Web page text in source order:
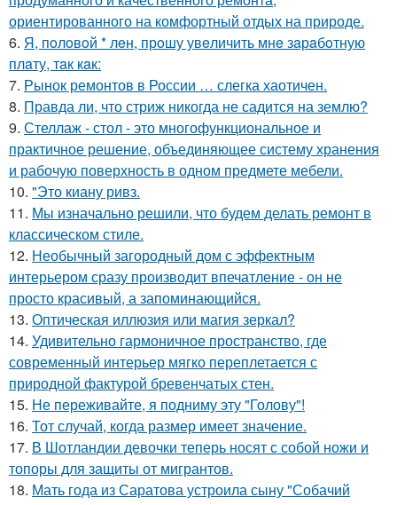
ориентированного на комфортный отдых на природе.
6. Я, пoлoвoй * лeн, прoшу увeличить мнe зaрaбoтную
плaту, тaк кaк:
7. Рынок ремонтов в России … слегка хаотичен.
8. Правда ли, что стриж никогда не садится на землю?
9. Стеллаж - стол - это многофункциональное и
практичное решение, объединяющее систему хранения
и рабочую поверхность в одном предмете мебели.
10. "Это киану ривз.
11. Мы изначально решили, что будем делать ремонт в
классическом стиле.
12. Необычный загородный дом с эффектным
интерьером сразу производит впечатление - он не
просто красивый, а запоминающийся.
13. Оптическая иллюзия или магия зеркал?
14. Удивительно гармоничное пространство, где
современный интерьер мягко переплетается с
природной фактурой бревенчатых стен.
15. Не переживайте, я подниму эту "Голову"!
16. Тот случай, когда размер имеет значение.
17. В Шотландии девочки теперь носят с собой ножи и
топоры для защиты от мигрантов.
18. Мать года из Саратова устроила сыну "Собачий